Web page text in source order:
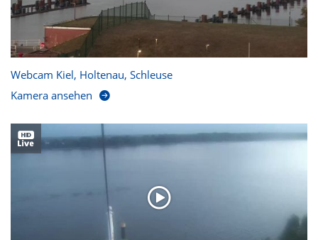
Webcam Kiel, Holtenau, Schleuse
Kamera ansehen